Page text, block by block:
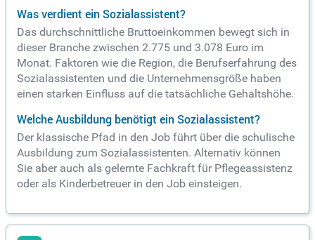
Was verdient ein Sozialassistent?
Das durchschnittliche Bruttoeinkommen bewegt sich in
dieser Branche zwischen 2.775 und 3.078 Euro im
Monat. Faktoren wie die Region, die Berufserfahrung des
Sozialassistenten und die Unternehmensgröße haben
einen starken Einfluss auf die tatsächliche Gehaltshöhe.
Welche Ausbildung benötigt ein Sozialassistent?
Der klassische Pfad in den Job führt über die schulische
Ausbildung zum Sozialassistenten. Alternativ können
Sie aber auch als gelernte Fachkraft für Pflegeassistenz
oder als Kinderbetreuer in den Job einsteigen.